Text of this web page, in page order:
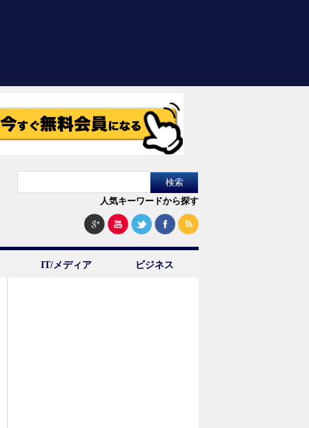
人気キーワードから探す
IT/メディア ビジネス